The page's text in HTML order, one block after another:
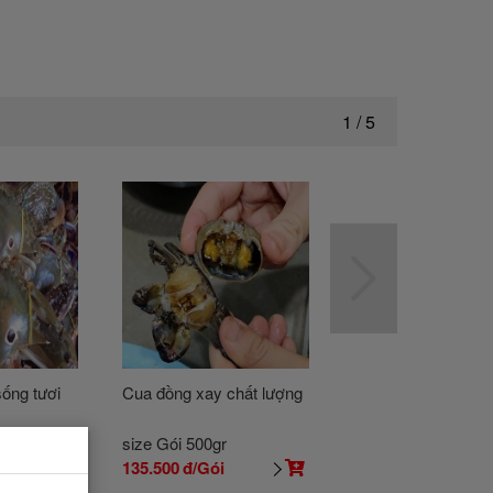
1 /5
tươi
Cua đồng xay chất lượng
size Gói 500gr
135.500đ/Gói